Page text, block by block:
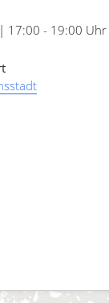
17:00 - 19:00 Uhr